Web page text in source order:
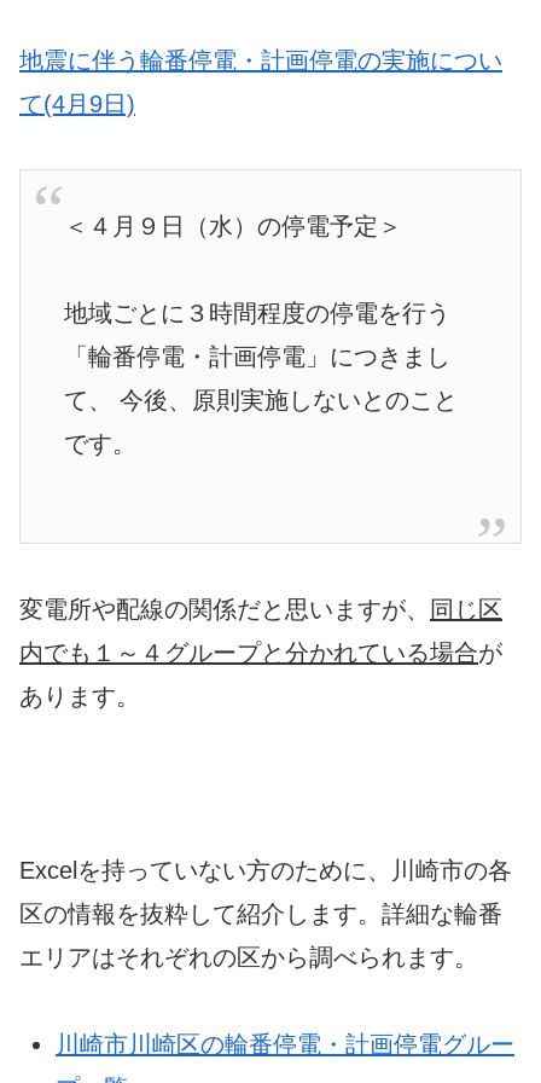
地震に伴う輪番停電・計画停電の実施につい
て(4月9日)
＜４月９日（水）の停電予定＞
地域ごとに３時間程度の停電を行う
「輪番停電・計画停電」につきまし
て、 今後、原則実施しないとのこと
です。
変電所や配線の関係だと思いますが、
同じ区
内でも１～４グループと分かれている場合が
あります。
Excelを持っていない方のために、川崎市の各
区の情報を抜粋して紹介します。詳細な輪番
エリアはそれぞれの区から調べられます。
川崎市川崎区の輪番停電・計画停電グルー